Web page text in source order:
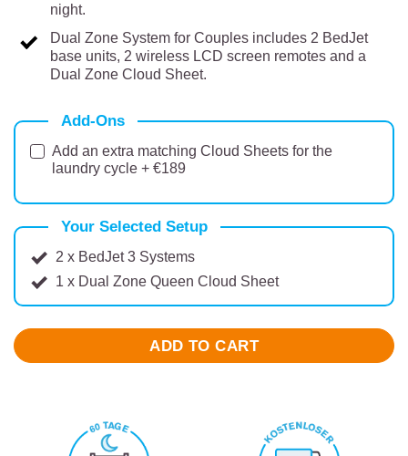
night.
Dual Zone System for Couples includes 2 BedJet
base units, 2 wireless LCD screen remotes and a
Dual Zone Cloud Sheet.
Add-Ons
Add an extra matching Cloud Sheets for the
laundry cycle + €189
Your Selected Setup
2 x BedJet 3 Systems
1 x Dual Zone Queen Cloud Sheet
ADD TO CART